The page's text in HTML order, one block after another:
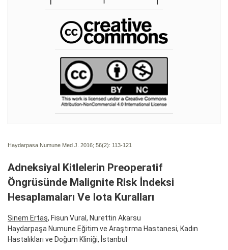
Haydarpasa Numune Med J. 2016; 56(2): 113-121
Adneksiyal Kitlelerin Preoperatif
Öngrüsünde Malignite Risk İndeksi
Hesaplamaları Ve Iota Kuralları
Sinem Ertaş, Fisun Vural, Nurettin Akarsu
Haydarpaşa Numune Eğitim ve Araştırma Hastanesi, Kadın
Hastalıkları ve Doğum Kliniği, İstanbul